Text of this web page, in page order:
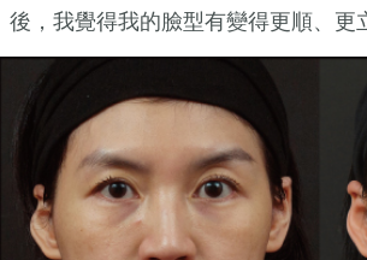
後，我覺得我的臉型有變得更順、更